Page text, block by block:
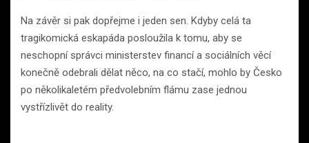
Na závěr si pak dopřejme i jeden sen. Kdyby celá ta
tragikomická eskapáda posloužila k tomu, aby se
neschopní správci ministerstev financí a sociálních věcí
konečně odebrali dělat něco, na co stačí, mohlo by Česko
po několikaletém předvolebním flámu zase jednou
vystřízlivět do reality.